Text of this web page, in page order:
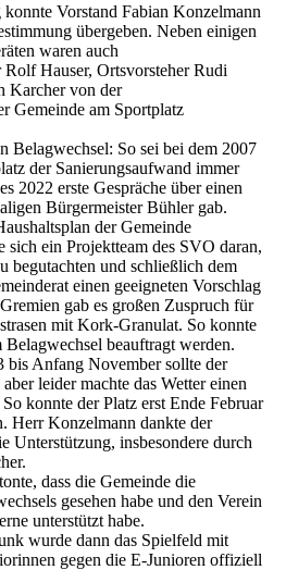
konnte Vorstand Fabian Konzelmann
übergeben. Neben einigen
waren auch
Hauser, Ortsvorsteher Rudi
Karcher von der
Gemeinde am Sportplatz
Belagwechsel: So sei bei dem 2007
der Sanierungsaufwand immer
2022 erste Gespräche über einen
Bürgermeister Bühler gab.
der Gemeinde
sich ein Projektteam des SVO daran,
begutachten und schließlich dem
einen geeigneten Vorschlag
gab es großen Zuspruch für
mit Kork-Granulat. So konnte
beauftragt werden.
bis Anfang November sollte der
leider machte das Wetter einen
konnte der Platz erst Ende Februar
Herr Konzelmann dankte der
Unterstützung, insbesondere durch
dass die Gemeinde die
gesehen habe und den Verein
unterstützt habe.
wurde dann das Spielfeld mit
gegen die E-Junioren offiziell